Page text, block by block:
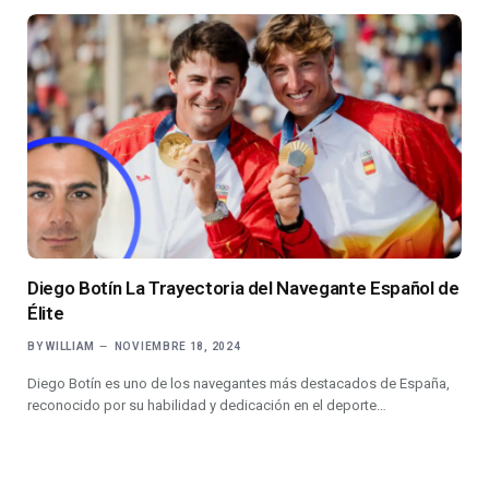
Diego Botín La Trayectoria del Navegante Español de
Élite
BY WILLIAM NOVIEMBRE 18, 2024
Diego Botín es uno de los navegantes más destacados de España,
reconocido por su habilidad y dedicación en el deporte…